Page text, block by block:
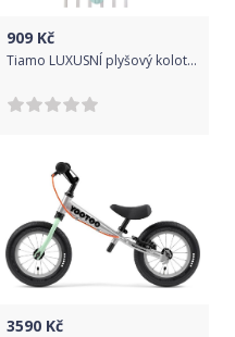
909 Kč
Tiamo LUXUSNÍ plyšový kolotoč zajíčci MINT
3590 Kč